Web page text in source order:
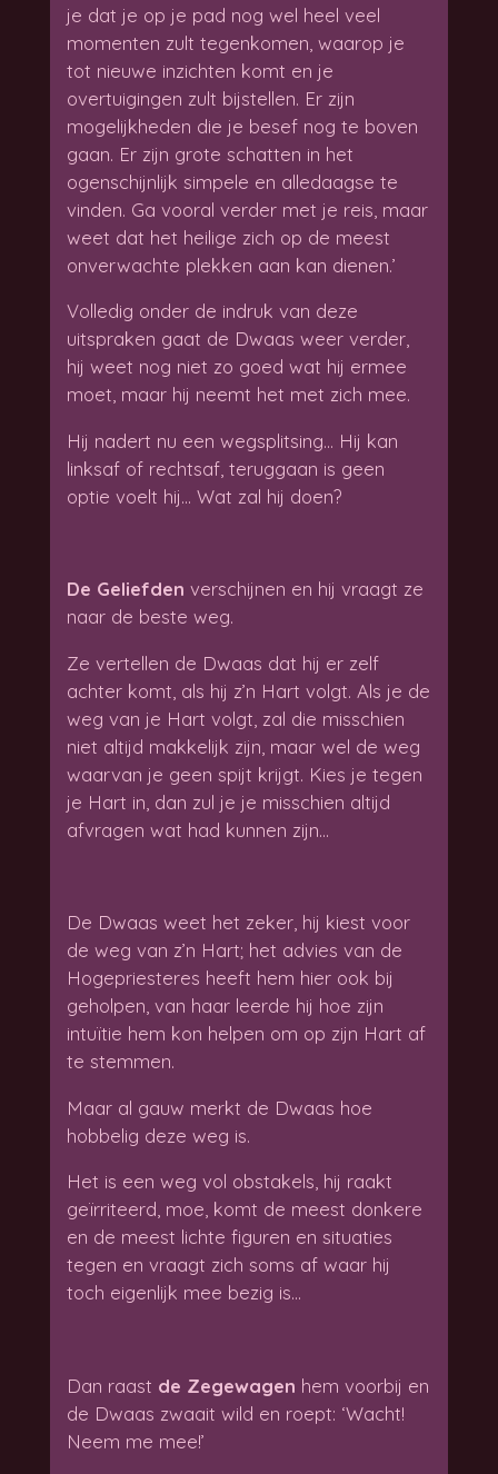
je dat je op je pad nog wel heel veel
momenten zult tegenkomen, waarop je
tot nieuwe inzichten komt en je
overtuigingen zult bijstellen. Er zijn
mogelijkheden die je besef nog te boven
gaan. Er zijn grote schatten in het
ogenschijnlijk simpele en alledaagse te
vinden. Ga vooral verder met je reis, maar
weet dat het heilige zich op de meest
onverwachte plekken aan kan dienen.’
Volledig onder de indruk van deze
uitspraken gaat de Dwaas weer verder,
hij weet nog niet zo goed wat hij ermee
moet, maar hij neemt het met zich mee.
Hij nadert nu een wegsplitsing… Hij kan
linksaf of rechtsaf, teruggaan is geen
optie voelt hij… Wat zal hij doen?
De Geliefden verschijnen en hij vraagt ze
naar de beste weg.
Ze vertellen de Dwaas dat hij er zelf
achter komt, als hij z’n Hart volgt. Als je de
weg van je Hart volgt, zal die misschien
niet altijd makkelijk zijn, maar wel de weg
waarvan je geen spijt krijgt. Kies je tegen
je Hart in, dan zul je je misschien altijd
afvragen wat had kunnen zijn…
De Dwaas weet het zeker, hij kiest voor
de weg van z’n Hart; het advies van de
Hogepriesteres heeft hem hier ook bij
geholpen, van haar leerde hij hoe zijn
intuïtie hem kon helpen om op zijn Hart af
te stemmen.
Maar al gauw merkt de Dwaas hoe
hobbelig deze weg is.
Het is een weg vol obstakels, hij raakt
geïrriteerd, moe, komt de meest donkere
en de meest lichte figuren en situaties
tegen en vraagt zich soms af waar hij
toch eigenlijk mee bezig is…
Dan raast de Zegewagen hem voorbij en
de Dwaas zwaait wild en roept: ‘Wacht!
Neem me mee!’